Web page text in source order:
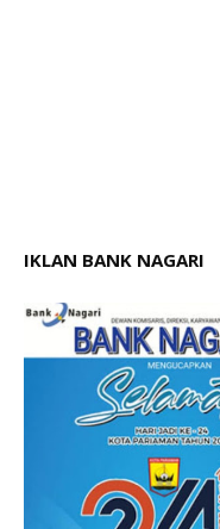
IKLAN BANK NAGARI